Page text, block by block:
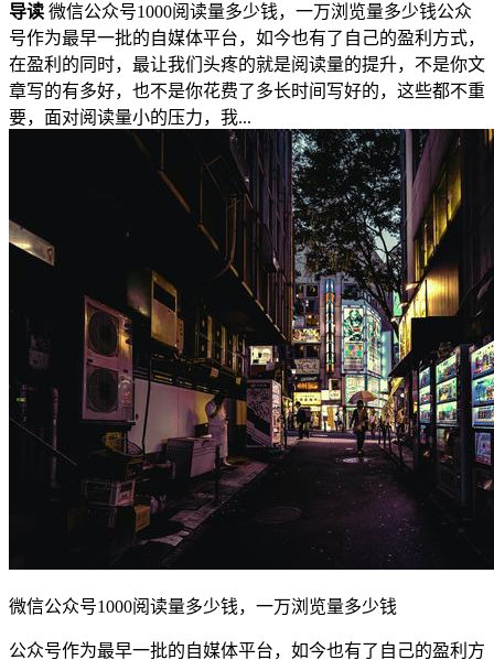
导读 微信公众号1000阅读量多少钱，一万浏览量多少钱公众
号作为最早一批的自媒体平台，如今也有了自己的盈利方式，
在盈利的同时，最让我们头疼的就是阅读量的提升，不是你文
章写的有多好，也不是你花费了多长时间写好的，这些都不重
要，面对阅读量小的压力，我...
微信公众号1000阅读量多少钱，一万浏览量多少钱
公众号作为最早一批的自媒体平台，如今也有了自己的盈利方